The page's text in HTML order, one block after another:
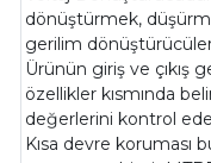
dönüştürmek,
gerilim dönüştürücüler
Ürünün giriş ve çıkış
özellikler kısmında
değerlerini kontrol
Kısa devre koruması